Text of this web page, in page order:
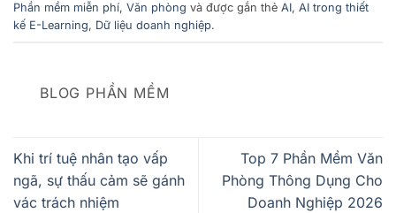
Phần mềm miễn phí, Văn phòng và được gắn thẻ AI, AI trong thiết
kế E-Learning, Dữ liệu doanh nghiệp.
BLOG PHẦN MỀM
Khi trí tuệ nhân tạo vấp
ngã, sự thấu cảm sẽ gánh
vác trách nhiệm
Top 7 Phần Mềm Văn
Phòng Thông Dụng Cho
Doanh Nghiệp 2026